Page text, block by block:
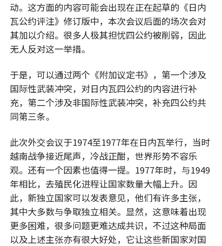
动。这方面的内容可能会出现在正在起草的《日内
瓦公约评注》修订版中，本次会议后面的场次会对
其加以介绍。很多人极其担忧四公约被削弱，因此
无人反对这一举措。
于是，可以通过两个《附加议定书》，第一个涉及
国际性武装冲突，对日内瓦四公约的内容进行补
充，第二个涉及非国际性武装冲突，补充四公约共
同第三条。
此次外交会议于1974至1977年在日内瓦举行，当时
越南战争接近尾声，冷战正酣，世界形势不容乐
观。还有一个因素也值得一提。1977年时，与1949
年相比，去殖民化进程让国家数量大幅上升。因
此，新独立国家可以发表意见，他们有许多主张，
其中大多数与争取独立相关。显然，这意味着出现
更多困难，很多问题更难达成共识，不过这种局面
以及上述主张亦有很大好处，它让这些新国家对国